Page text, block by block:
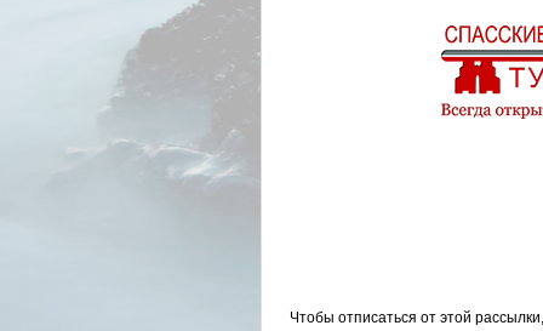
Чтобы отписаться от этой